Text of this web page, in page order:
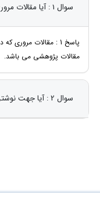
سوال 1 : آیا مقالات مروری نیز مورد پذیرش واقع می شوند؟
پاسخ 1 : مقالات
مقالات پژوهشی می باشد.
سوال 2 : آیا جهت نوشتن و ارسال مقاله بایستی فرمت خاصی رعایت شود؟